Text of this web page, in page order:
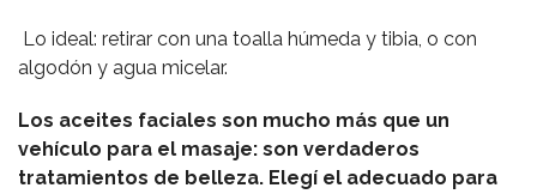
Lo ideal: retirar con una toalla húmeda y tibia, o con
algodón y agua micelar.
Los aceites faciales son mucho más que un
vehículo para el masaje: son verdaderos
tratamientos de belleza. Elegí el adecuado para